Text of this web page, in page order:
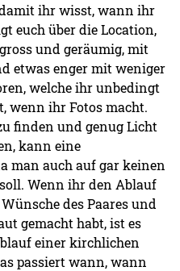
ihr wisst, wann ihr
euch über die Location,
und geräumig, mit
etwas enger mit weniger
welche ihr unbedingt
wenn ihr Fotos macht.
finden und genug Licht
kann eine
man auch auf gar keinen
Wenn ihr den Ablauf
des Paares und
gemacht habt, ist es
einer kirchlichen
passiert wann, wann